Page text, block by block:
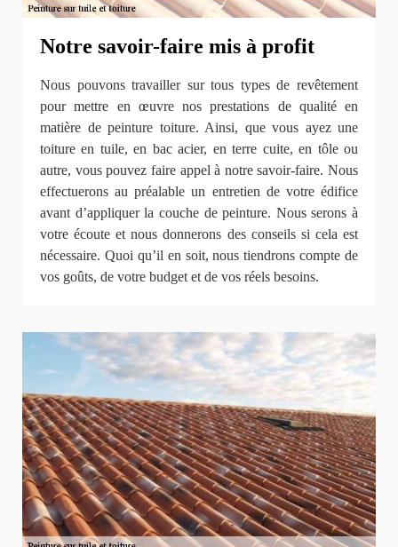
Notre savoir-faire mis à profit
Nous pouvons travailler sur tous types de revêtement
pour mettre en œuvre nos prestations de qualité en
matière de peinture toiture. Ainsi, que vous ayez une
toiture en tuile, en bac acier, en terre cuite, en tôle ou
autre, vous pouvez faire appel à notre savoir-faire. Nous
effectuerons au préalable un entretien de votre édifice
avant d’appliquer la couche de peinture. Nous serons à
votre écoute et nous donnerons des conseils si cela est
nécessaire. Quoi qu’il en soit, nous tiendrons compte de
vos goûts, de votre budget et de vos réels besoins.